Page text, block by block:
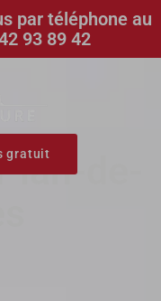
par téléphone au
93 89 42
gratuit
de-